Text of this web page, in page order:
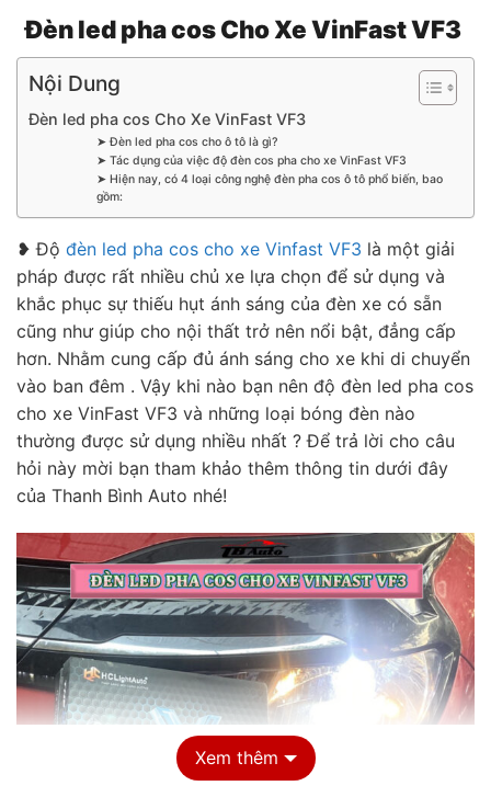
Đèn led pha cos Cho Xe VinFast VF3
Nội Dung
Đèn led pha cos Cho Xe VinFast VF3
➤ Đèn led pha cos cho ô tô là gì?
➤ Tác dụng của việc độ đèn cos pha cho xe VinFast VF3
➤ Hiện nay, có 4 loại công nghệ đèn pha cos ô tô phổ biến, bao
gồm:
❥ Độ đèn led pha cos cho xe Vinfast VF3 là một giải
pháp được rất nhiều chủ xe lựa chọn để sử dụng và
khắc phục sự thiếu hụt ánh sáng của đèn xe có sẵn
cũng như giúp cho nội thất trở nên nổi bật, đẳng cấp
hơn. Nhằm cung cấp đủ ánh sáng cho xe khi di chuyển
vào ban đêm . Vậy khi nào bạn nên độ đèn led pha cos
cho xe VinFast VF3 và những loại bóng đèn nào
thường được sử dụng nhiều nhất ? Để trả lời cho câu
hỏi này mời bạn tham khảo thêm thông tin dưới đây
của Thanh Bình Auto nhé!
Xem thêm